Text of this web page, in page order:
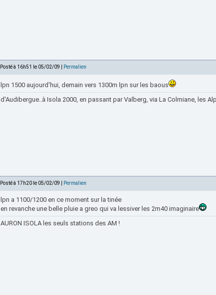
Posté à 16h51 le 05/02/09 | Permalien
lpn 1500 aujourd'hui, demain vers 1300m lpn sur les baous
d'Audibergue..à Isola 2000, en passant par Valberg, via La Colmiane, les
Posté à 17h20 le 05/02/09 | Permalien
lpn a 1100/1200 en ce moment sur la tinée
en revanche une belle pluie a greo qui va lessiver les 2m40 imaginaire
AURON ISOLA les seuls stations des AM !